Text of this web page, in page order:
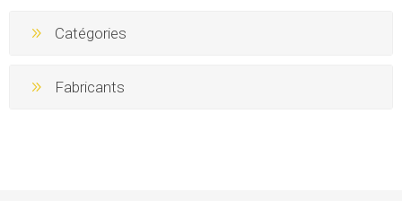
Catégories
Fabricants